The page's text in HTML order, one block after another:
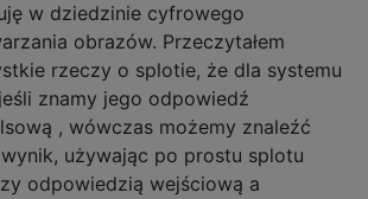
w dziedzinie cyfrowego
obrazów. Przeczytałem
rzeczy o splotie, że dla systemu
znamy jego odpowiedź
, wówczas możemy znaleźć
używając po prostu splotu
odpowiedzią wejściową a